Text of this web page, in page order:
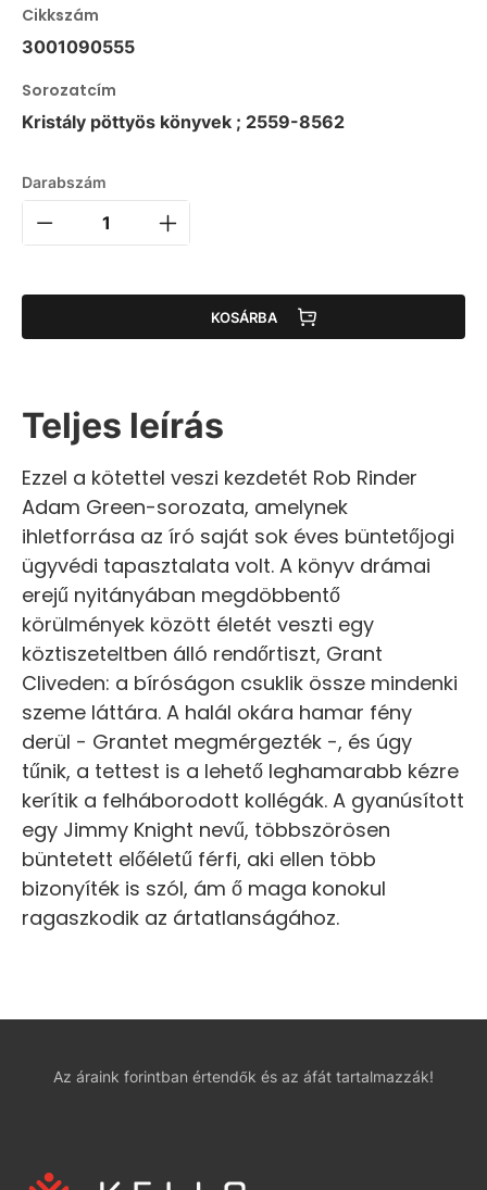
Cikkszám
3001090555
Sorozatcím
Kristály pöttyös könyvek ; 2559-8562
Darabszám
KOSÁRBA
Teljes leírás
Ezzel a kötettel veszi kezdetét Rob Rinder
Adam Green-sorozata, amelynek
ihletforrása az író saját sok éves büntetőjogi
ügyvédi tapasztalata volt. A könyv drámai
erejű nyitányában megdöbbentő
körülmények között életét veszti egy
köztiszeteltben álló rendőrtiszt, Grant
Cliveden: a bíróságon csuklik össze mindenki
szeme láttára. A halál okára hamar fény
derül - Grantet megmérgezték -, és úgy
tűnik, a tettest is a lehető leghamarabb kézre
kerítik a felháborodott kollégák. A gyanúsított
egy Jimmy Knight nevű, többszörösen
büntetett előéletű férfi, aki ellen több
bizonyíték is szól, ám ő maga konokul
ragaszkodik az ártatlanságához.
Az áraink forintban értendők és az áfát tartalmazzák!